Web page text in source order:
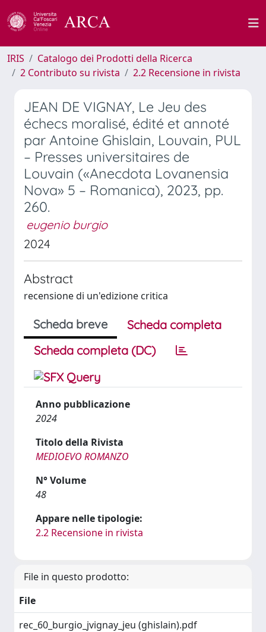
IRIS
Catalogo dei Prodotti della Ricerca
2 Contributo su rivista
2.2 Recensione in rivista
JEAN DE VIGNAY, Le Jeu des
échecs moralisé, édité et annoté
par Antoine Ghislain, Louvain, PUL
– Presses universitaires de
Louvain («Anecdota Lovanensia
Nova» 5 – Romanica), 2023, pp.
260.
eugenio burgio
2024
Abstract
recensione di un'edizione critica
Scheda breve
Scheda completa
Scheda completa (DC)
Anno pubblicazione
2024
Titolo della Rivista
MEDIOEVO ROMANZO
N° Volume
48
Appare nelle tipologie:
2.2 Recensione in rivista
File in questo prodotto:
File
rec_60_burgio_jvignay_jeu (ghislain).pdf